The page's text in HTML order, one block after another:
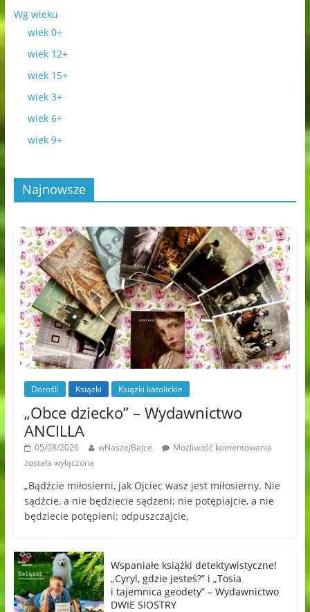
Wg wieku
wiek 0+
wiek 12+
wiek 15+
wiek 3+
wiek 6+
wiek 9+
Najnowsze
Dorośli Książki Książki katolickie
„Obce dziecko” – Wydawnictwo
ANCILLA
05/08/2026 wNaszejBajce
Możliwość komentowania
została wyłączona
„Bądźcie miłosierni, jak Ojciec wasz jest miłosierny. Nie
sądźcie, a nie będziecie sądzeni; nie potępiajcie, a nie
będziecie potępieni; odpuszczajcie,
Wspaniałe książki detektywistyczne!
„Cyryl, gdzie jesteś?” i „Tosia
i tajemnica geodety” – Wydawnictwo
DWIE SIOSTRY